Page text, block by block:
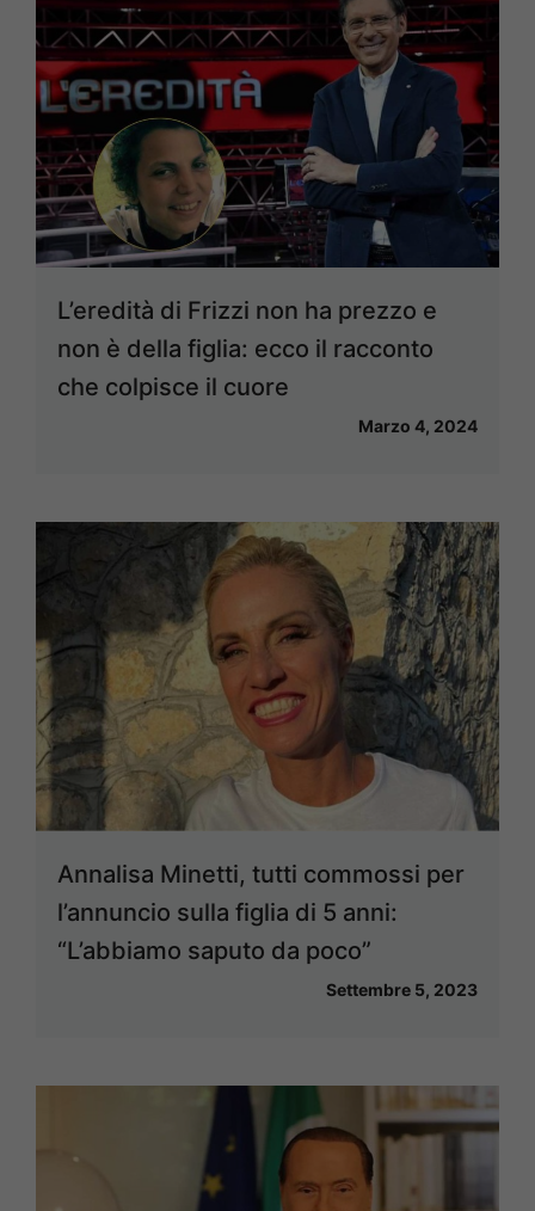
L’eredità di Frizzi non ha prezzo e
non è della figlia: ecco il racconto
che colpisce il cuore
Marzo 4, 2024
Annalisa Minetti, tutti commossi per
l’annuncio sulla figlia di 5 anni:
“L’abbiamo saputo da poco”
Settembre 5, 2023